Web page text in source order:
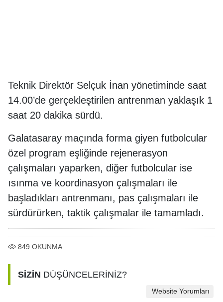
Teknik Direktör Selçuk İnan yönetiminde saat
14.00’de gerçekleştirilen antrenman yaklaşık 1
saat 20 dakika sürdü.
Galatasaray maçında forma giyen futbolcular
özel program eşliğinde rejenerasyon
çalışmaları yaparken, diğer futbolcular ise
ısınma ve koordinasyon çalışmaları ile
başladıkları antrenmanı, pas çalışmaları ile
sürdürürken, taktik çalışmalar ile tamamladı.
849 OKUNMA
SİZİN DÜŞÜNCELERİNİZ?
Website Yorumları